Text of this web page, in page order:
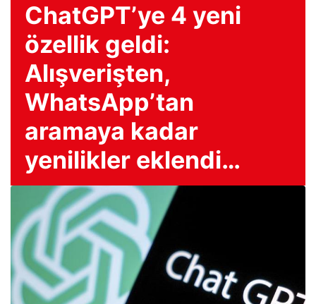
ChatGPT’ye 4 yeni
özellik geldi:
Alışverişten,
WhatsApp’tan
aramaya kadar
yenilikler eklendi…